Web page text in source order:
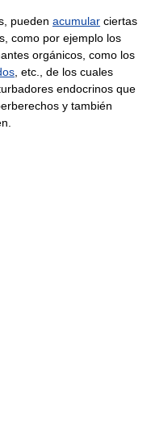
pueden acumular ciertas
como por ejemplo los
orgánicos, como los
, etc., de los cuales
endocrinos que
y también